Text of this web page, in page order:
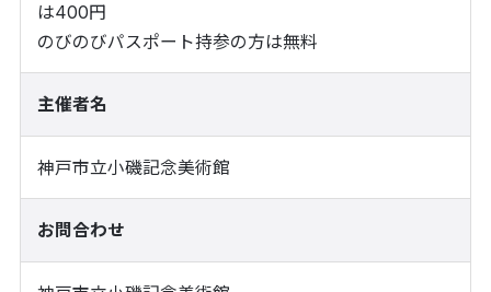
は400円
のびのびパスポート持参の方は無料
主催者名
神戸市立小磯記念美術館
お問合わせ